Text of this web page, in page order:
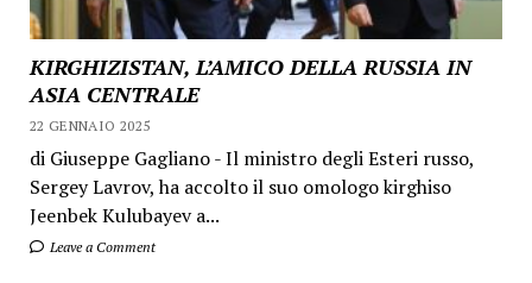
KIRGHIZISTAN, L’AMICO DELLA RUSSIA IN
ASIA CENTRALE
22 GENNAIO 2025
di Giuseppe Gagliano - Il ministro degli Esteri russo,
Sergey Lavrov, ha accolto il suo omologo kirghiso
Jeenbek Kulubayev a...
Leave a Comment